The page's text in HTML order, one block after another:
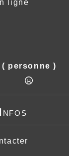
ligne
( personne )